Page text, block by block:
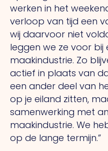
werken in het
verloop van tijd een
wij daarvoor niet
leggen we ze voor
maakindustrie. Zo
actief in plaats van
een ander deel van
op je eiland zitten,
samenwerking met
maakindustrie. We
op de lange termijn.”